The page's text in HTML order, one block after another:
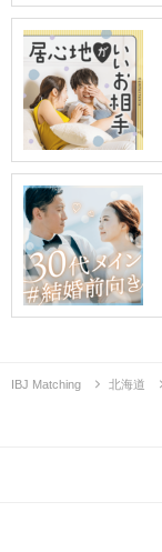
IBJ Matching 北海道